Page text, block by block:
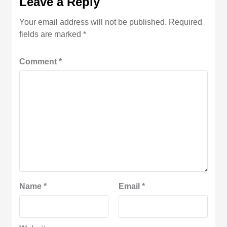
Your email address will not be published. Required
fields are marked*
Comment*
Name* Email *